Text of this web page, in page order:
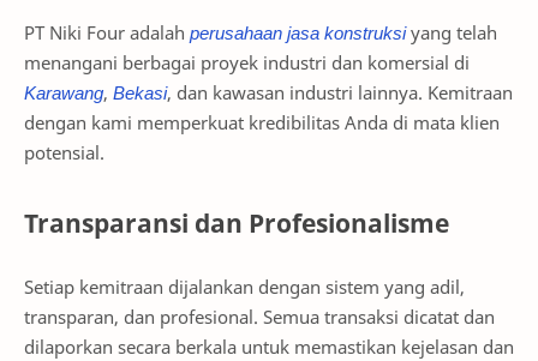
PT Niki Four adalah perusahaan jasa konstruksiyang telah
menangani berbagai proyek industri dan komersial di
Karawang, Bekasi, dan kawasan industri lainnya. Kemitraan
dengan kami memperkuat kredibilitas Anda di mata klien
potensial.
Transparansi dan Profesionalisme
Setiap kemitraan dijalankan dengan sistem yang adil,
transparan, dan profesional. Semua transaksi dicatat dan
dilaporkan secara berkala untuk memastikan kejelasan dan